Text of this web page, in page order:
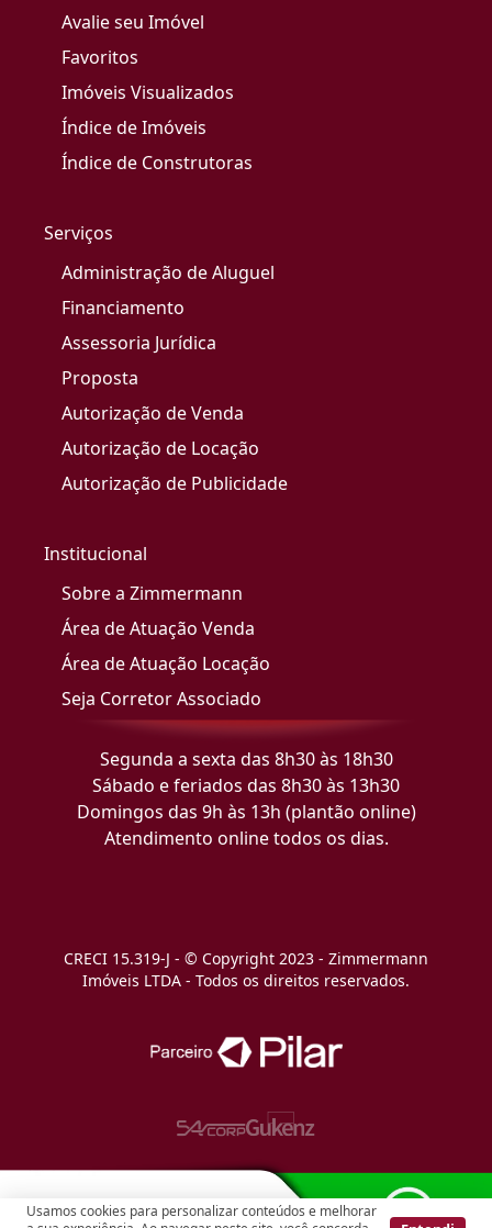
Usamos cookies para personalizar conteúdos e melhorar
Avalie seu Imóvel
Favoritos
Imóveis Visualizados
Índice de Imóveis
Índice de Construtoras
Serviços
Administração de Aluguel
Financiamento
Assessoria Jurídica
Proposta
Autorização de Venda
Autorização de Locação
Autorização de Publicidade
Institucional
Sobre a Zimmermann
Área de Atuação Venda
Área de Atuação Locação
Seja Corretor Associado
Segunda a sexta das 8h30 às 18h30
Sábado e feriados das 8h30 às 13h30
Domingos das 9h às 13h (plantão online)
Atendimento online todos os dias.
CRECI 15.319-J - © Copyright 2023 - Zimmermann
Imóveis LTDA - Todos os direitos reservados.